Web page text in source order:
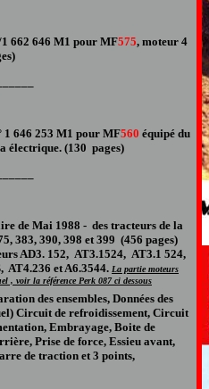
662 646 M1 pour MF575, moteur 4
646 253 M1 pour MF560 équipé du
électrique. (130 pages)
de Mai 1988 - des tracteurs de la
383, 390, 398 et 399 (456 pages)
AD3. 152, AT3.1524, AT3.1 524,
AT4.236 et A6.3544. La partie moteurs
, voir la référence Perk 087 ci dessous
des ensembles, Données des
Circuit de refroidissement, Circuit
Embrayage, Boite de
Prise de force, Essieu avant,
de traction et 3 points,